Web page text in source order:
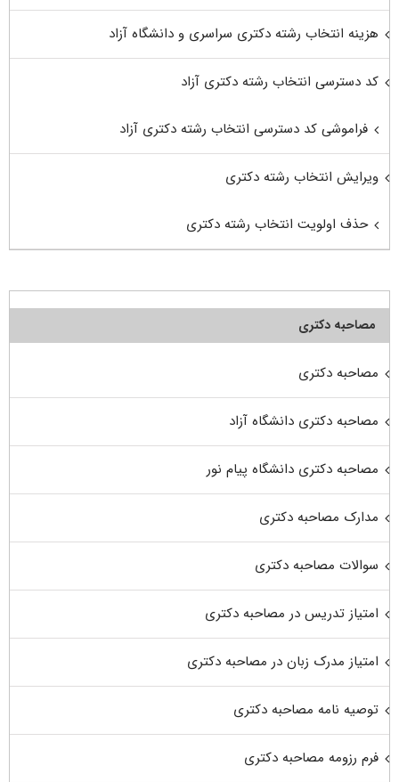
هزینه انتخاب رشته دکتری سراسری و دانشگاه آزاد
کد دسترسی انتخاب رشته دکتری آزاد
فراموشی کد دسترسی انتخاب رشته دکتری آزاد
ویرایش انتخاب رشته دکتری
حذف اولویت انتخاب رشته دکتری
مصاحبه دکتری
مصاحبه دکتری
مصاحبه دکتری دانشگاه آزاد
مصاحبه دکتری دانشگاه پیام نور
مدارک مصاحبه دکتری
سوالات مصاحبه دکتری
امتیاز تدریس در مصاحبه دکتری
امتیاز مدرک زبان در مصاحبه دکتری
توصیه نامه مصاحبه دکتری
فرم رزومه مصاحبه دکتری